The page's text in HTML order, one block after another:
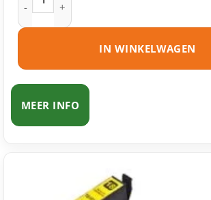
IN WINKELWAGEN
MEER INFO